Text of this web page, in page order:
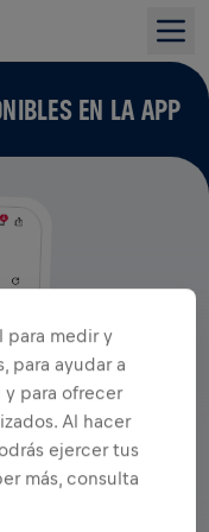
EN LA APP
para medir y
para ayudar a
y para ofrecer
Al hacer
ejercer tus
más, consulta